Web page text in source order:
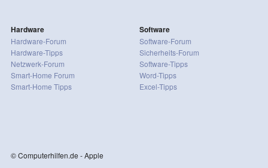
Hardware
Hardware-Forum
Hardware-Tipps
Netzwerk-Forum
Smart-Home Forum
Smart-Home Tipps
Software
Software-Forum
Sicherheits-Forum
Software-Tipps
Word-Tipps
Excel-Tipps
© Computerhilfen.de - Apple